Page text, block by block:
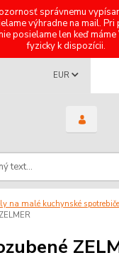
správnemu
výhradne na mail. Pri
posielame len keď
fyzicky k dispozícii.
EUR
na malé kuchynské